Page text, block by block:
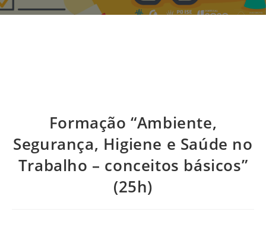
Formação “Ambiente,
Segurança, Higiene e Saúde no
Trabalho – conceitos básicos”
(25h)